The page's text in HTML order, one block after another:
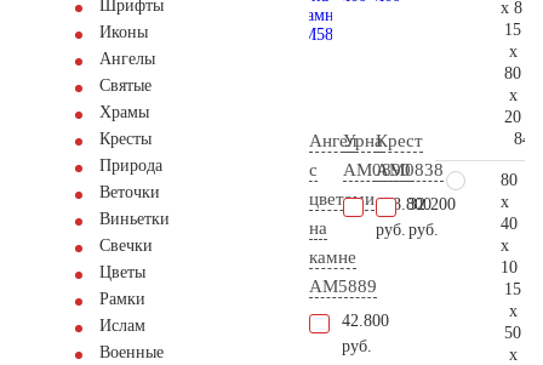
Шрифты
Иконы
Ангелы
Святые
Храмы
Кресты
Природа
Веточки
Виньетки
Свечки
Цветы
Рамки
Ислам
Военные
Ангел
с
цветами
на
камне
AM5889
42.800
руб.
Урна
AM0890
128.800
руб.
Крест
AM0838
32.200
руб.
x 8
15
x
80
x
20
80
x
40
x
10
15
x
50
x